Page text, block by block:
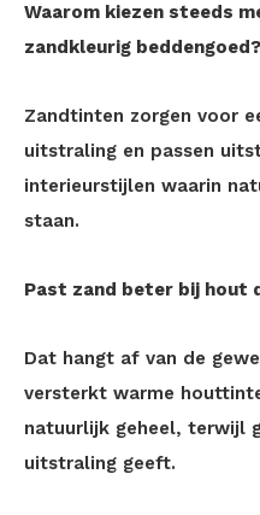
Waarom kiezen steeds
zandkleurig beddengoed?
Zandtinten zorgen voor
uitstraling en passen
interieurstijlen waarin
staan.
Past zand beter bij hout
Dat hangt af van de
versterkt warme
natuurlijk geheel, terwijl
uitstraling geeft.